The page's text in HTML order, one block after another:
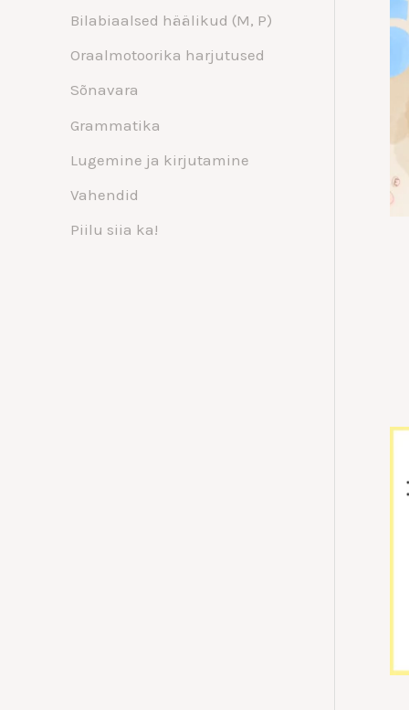
Bilabiaalsed häälikud (M, P)
Oraalmotoorika harjutused
Sõnavara
Grammatika
Lugemine ja kirjutamine
Vahendid
Piilu siia ka!